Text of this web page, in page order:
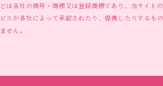
どは各社の商号・商標又は登録商標であり、当サイト
ビスが各社によって承認されたり、提携したりするも
ません。